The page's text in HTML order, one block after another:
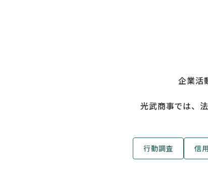
企業活
光武商事では、
行動調査 信